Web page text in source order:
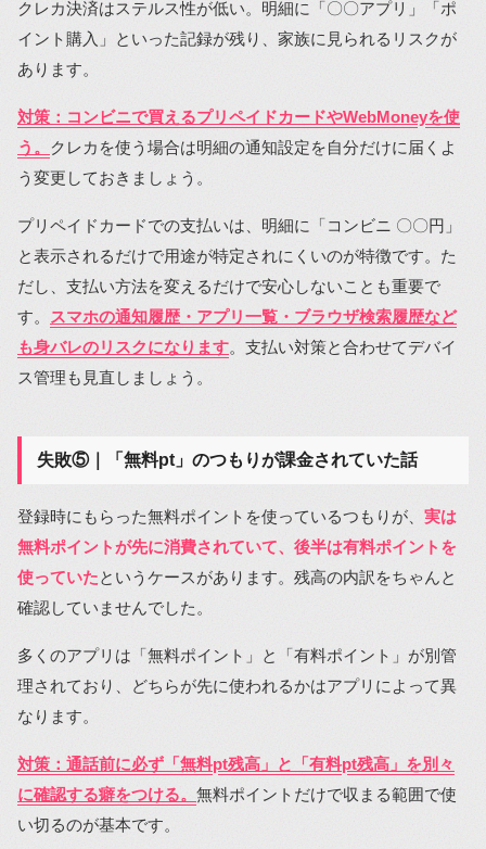
クレカ決済はステルス性が低い。明細に「〇〇アプリ」「ポ
イント購入」といった記録が残り、家族に見られるリスクが
あります。
対策：コンビニで買えるプリペイドカードやWebMoneyを使
う。 クレカを使う場合は明細の通知設定を自分だけに届くよ
う変更しておきましょう。
プリペイドカードでの支払いは、明細に「コンビニ 〇〇円」
と表示されるだけで用途が特定されにくいのが特徴です。た
だし、支払い方法を変えるだけで安心しないことも重要で
す。
スマホの通知履歴・アプリ一覧・ブラウザ検索履歴など
も身バレのリスクになります。支払い対策と合わせてデバイ
ス管理も見直しましょう。
失敗⑤｜「無料pt」のつもりが課金されていた話
登録時にもらった無料ポイントを使っているつもりが、 実は
無料ポイントが先に消費されていて、後半は有料ポイントを
使っていたというケースがあります。残高の内訳をちゃんと
確認していませんでした。
多くのアプリは「無料ポイント」と「有料ポイント」が別管
理されており、どちらが先に使われるかはアプリによって異
なります。
対策：通話前に必ず「無料pt残高」と「有料pt残高」を別々
に確認する癖をつける。 無料ポイントだけで収まる範囲で使
い切るのが基本です。